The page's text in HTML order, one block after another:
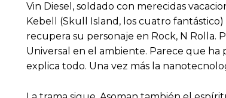
Vin Diesel, soldado con merecidas
Kebell (Skull Island, los cuatro
recupera su personaje en Rock, N Rolla.
Universal en el ambiente. Parece que ha
explica todo. Una vez más la